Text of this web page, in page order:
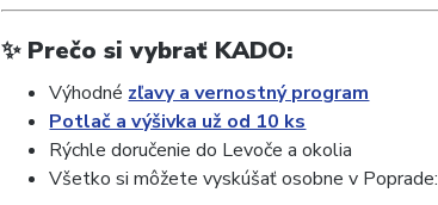
✨ Prečo si vybrať KADO:
Výhodné zľavy a vernostný program
Potlač a výšivka už od 10 ks
Rýchle doručenie do Levoče a okolia
Všetko si môžete vyskúšať osobne v Poprade: